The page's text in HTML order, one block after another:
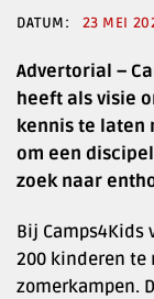
23 MEI
Advertorial –
heeft als visie
kennis te laten
om een
zoek naar
Bij Camps4Kids
200 kinderen te
zomerkampen.